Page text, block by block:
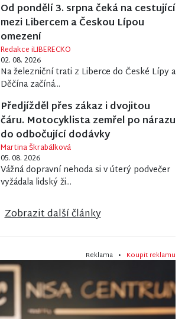
Od pondělí 3. srpna čeká na cestující
mezi Libercem a Českou Lípou
omezení
Redakce iLIBERECKO
02. 08. 2026
Na železniční trati z Liberce do České Lípy a
Děčína začíná...
Předjížděl přes zákaz i dvojitou
čáru. Motocyklista zemřel po nárazu
do odbočující dodávky
Martina Škrabálková
05. 08. 2026
Vážná dopravní nehoda si v úterý podvečer
vyžádala lidský ži...
Zobrazit další články
Reklama • Koupit reklamu